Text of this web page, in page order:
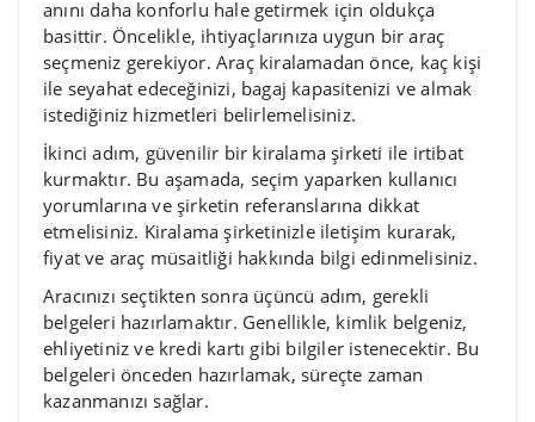
anını daha konforlu hale getirmek için oldukça
basittir. Öncelikle, ihtiyaçlarınıza uygun bir araç
seçmeniz gerekiyor. Araç kiralamadan önce, kaç kişi
ile seyahat edeceğinizi, bagaj kapasitenizi ve almak
istediğiniz hizmetleri belirlemelisiniz.
İkinci adım, güvenilir bir kiralama şirketi ile irtibat
kurmaktır. Bu aşamada, seçim yaparken kullanıcı
yorumlarına ve şirketin referanslarına dikkat
etmelisiniz. Kiralama şirketinizle iletişim kurarak,
fiyat ve araç müsaitliği hakkında bilgi edinmelisiniz.
Aracınızı seçtikten sonra üçüncü adım, gerekli
belgeleri hazırlamaktır. Genellikle, kimlik belgeniz,
ehliyetiniz ve kredi kartı gibi bilgiler istenecektir. Bu
belgeleri önceden hazırlamak, süreçte zaman
kazanmanızı sağlar.